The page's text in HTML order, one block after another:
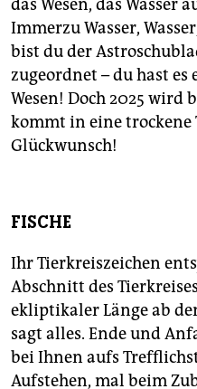
das Wesen, das Wasser
Immerzu Wasser,
bist du der
zugeordnet – du hast es
Wesen! Doch 2025 wird
kommt in eine trockene
Glückwunsch!
FISCHE
Ihr Tierkreiszeichen
Abschnitt des
ekliptikaler Länge ab
sagt alles. Ende und
bei Ihnen aufs
Aufstehen, mal beim